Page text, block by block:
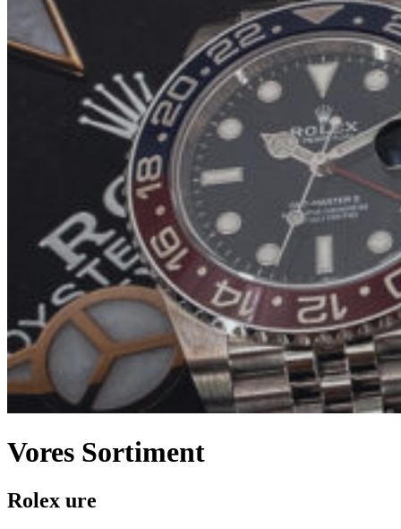
Vores Sortiment
Rolex ure